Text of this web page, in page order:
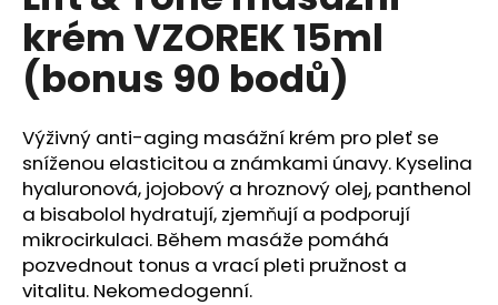
0,0
5
hvězdiček.
krém VZOREK 15ml
(bonus 90 bodů)
Výživný anti-aging masážní krém pro pleť se
sníženou elasticitou a známkami únavy. Kyselina
hyaluronová, jojobový a hroznový olej, panthenol
a bisabolol hydratují, zjemňují a podporují
mikrocirkulaci. Během masáže pomáhá
pozvednout tonus a vrací pleti pružnost a
vitalitu. Nekomedogenní.
a
j
í
?
HLEDAT